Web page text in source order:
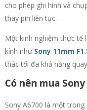
cho phép ghi hình và
thay pin liên tục.
Một kinh nghiệm thực tế
kính như Sony 11mm
thác tối đa khả năng
Có nên mua
Sony A6700 là một